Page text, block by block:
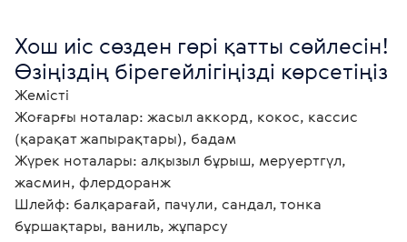
Хош иіс сөзден гөрі қатты сөйлесін!
Өзіңіздің бірегейлігіңізді көрсетіңіз
Жемісті
Жоғарғы ноталар: жасыл аккорд, кокос, кассис
(қарақат жапырақтары), бадам
Жүрек ноталары: алқызыл бұрыш, меруертгүл,
жасмин, флердоранж
Шлейф: балқарағай, пачули, сандал, тонка
бұршақтары, ваниль, жұпарсу